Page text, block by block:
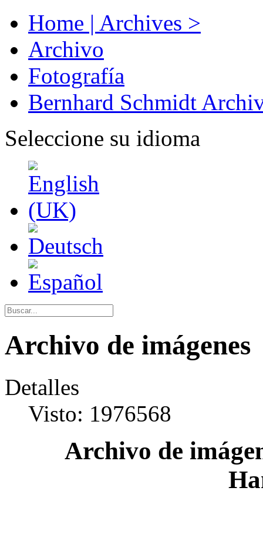
Home | Archives >
Archivo
Fotografía
Bernhard Schmidt
Seleccione su idioma
Archivo de imágenes
Detalles
Visto: 1976568
Archivo de